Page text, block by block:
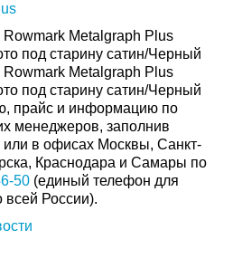
Rowmark Metalgraph Plus
под старину сатин/Черный
Rowmark Metalgraph Plus
под старину сатин/Черный
прайс и информацию по
менеджеров, заполнив
или в офисах Москвы, Санкт-
Краснодара и Самары по
50 (единый телефон для
всей России).